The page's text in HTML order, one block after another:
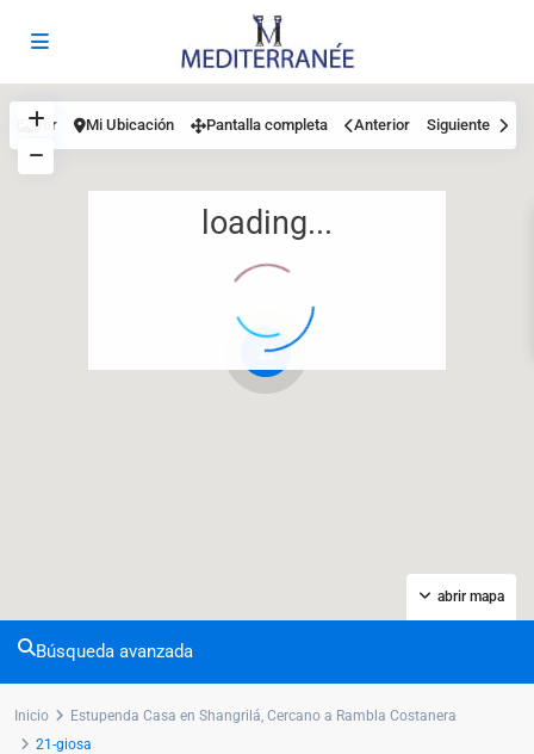
12
loading...
abrir mapa
Ver Mi Ubicación Pantalla completa Anterior Siguiente
Búsqueda avanzada
Inicio
Estupenda Casa en Shangrilá, Cercano a Rambla Costanera
21-giosa